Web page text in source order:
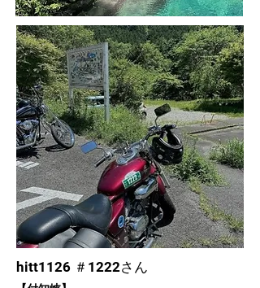
hitt1126 ＃1222さん